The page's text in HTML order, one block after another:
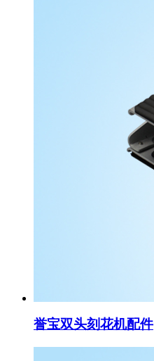
誉宝双头刻花机配件